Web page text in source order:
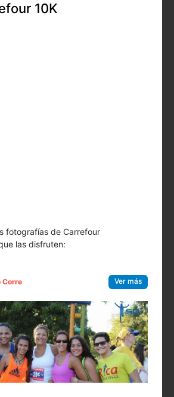
10K
fotografías de Carrefour
las disfruten:
Corre Ver más